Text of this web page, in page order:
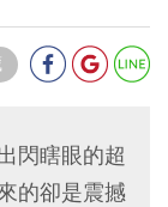
閃瞎眼的超
的卻是震撼